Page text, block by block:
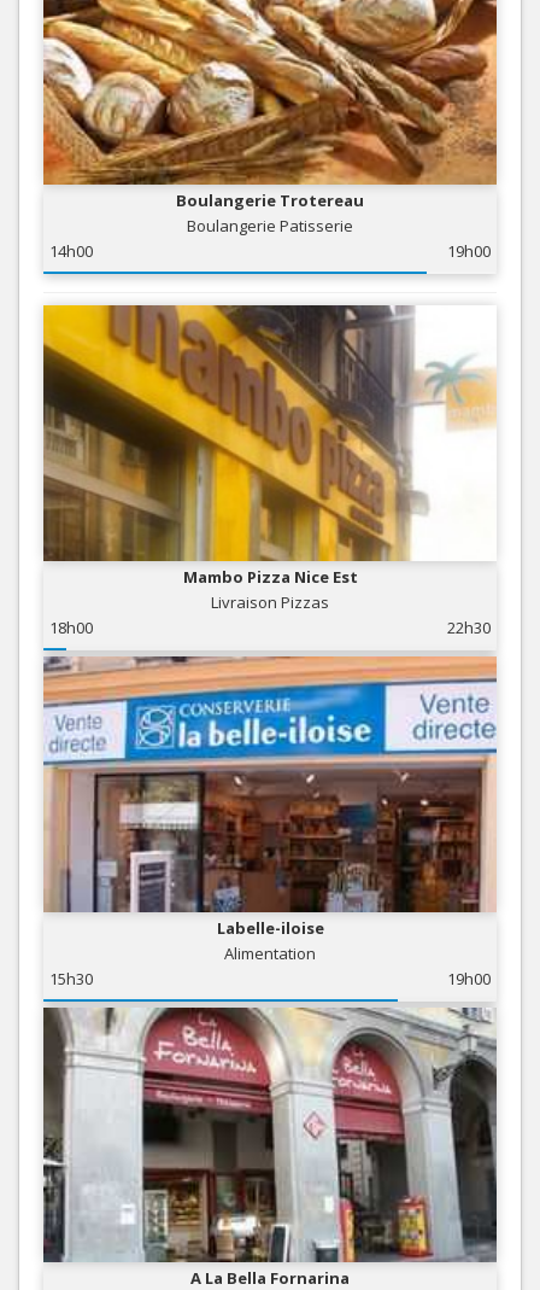
Boulangerie Trotereau
Boulangerie Patisserie
14h00
19h00
Mambo Pizza Nice Est
Livraison Pizzas
18h00
22h30
Labelle-iloise
Alimentation
15h30
19h00
A La Bella Fornarina